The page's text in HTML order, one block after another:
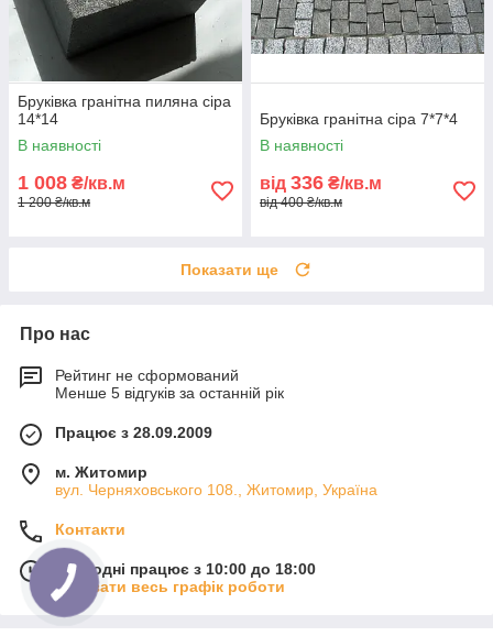
Бруківка гранітна пиляна сіра
14*14
В наявності
1 008 ₴/кв.м
1 200 ₴/кв.м
Бруківка гранітна сіра 7*7*4
В наявності
від 336 ₴/кв.м
від 400 ₴/кв.м
Показати ще
Про нас
Рейтинг не сформований
Менше 5 відгуків за останній рік
Працює з 28.09.2009
м. Житомир
вул. Черняховського 108., Житомир, Україна
Контакти
Сьогодні працює з 10:00 до 18:00
Показати весь графік роботи